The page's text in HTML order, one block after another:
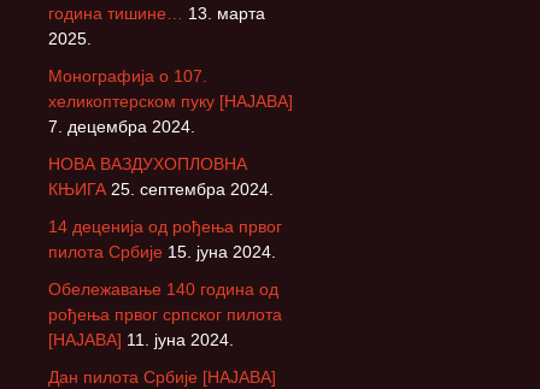
година тишине… 13. марта
2025.
Монографија о 107.
хеликоптерском пуку [НАЈАВА]
7. децембра 2024.
НОВА ВАЗДУХОПЛОВНА
КЊИГА 25. септембра 2024.
14 деценија од рођења првог
пилота Србије 15. јуна 2024.
Обележавање 140 година од
рођења првог српског пилота
[НАЈАВА] 11. јуна 2024.
Дан пилота Србије [НАЈАВА]